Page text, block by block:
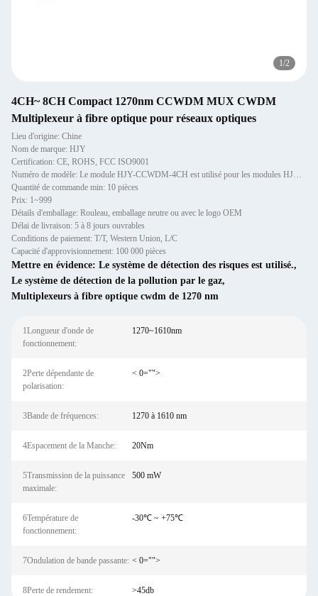
1/2
4CH~ 8CH Compact 1270nm CCWDM MUX CWDM
Multiplexeur à fibre optique pour réseaux optiques
Lieu d'origine: Chine
Nom de marque: HJY
Certification: CE, ROHS, FCC ISO9001
Numéro de modèle: Le module HJY-CCWDM-4CH est utilisé pour les modules HJY-CCWDM-4CH.
Quantité de commande min: 10 pièces
Prix: 1~999
Détails d'emballage: Rouleau, emballage neutre ou avec le logo OEM
Délai de livraison: 5 à 8 jours ouvrables
Conditions de paiement: T/T, Western Union, L/C
Capacité d'approvisionnement: 100 000 pièces
Mettre en évidence: Le système de détection des risques est utilisé.,
Le système de détection de la pollution par le gaz,
Multiplexeurs à fibre optique cwdm de 1270 nm
1Longueur d'onde de
fonctionnement:
1270~1610nm
2Perte dépendante de
polarisation:
< 0="">
3Bande de fréquences: 1270 à 1610 nm
4Espacement de la Manche: 20Nm
5Transmission de la puissance
maximale:
500 mW
6Température de
fonctionnement:
-30℃ ~ +75℃
7Ondulation de bande passante: < 0="">
8Perte de rendement: >45db